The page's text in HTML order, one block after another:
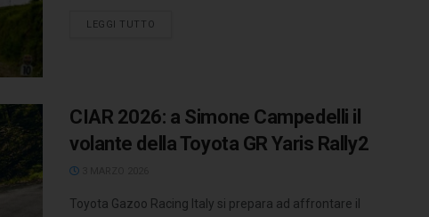
LEGGI TUTTO
CIAR 2026: a Simone Campedelli il
volante della Toyota GR Yaris Rally2
Toyota Gazoo Racing Italy si prepara ad affrontare il